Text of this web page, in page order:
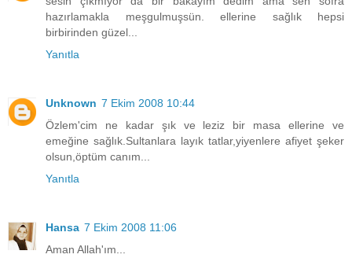
hazırlamakla meşgulmuşsün. ellerine sağlık hepsi
birbirinden güzel...
Yanıtla
Unknown 7 Ekim 2008 10:44
Özlem'cim ne kadar şık ve leziz bir masa ellerine ve
emeğine sağlık.Sultanlara layık tatlar,yiyenlere afiyet şeker
olsun,öptüm canım...
Yanıtla
Hansa 7 Ekim 2008 11:06
Aman Allah'ım...